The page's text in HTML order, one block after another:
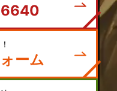
ーム